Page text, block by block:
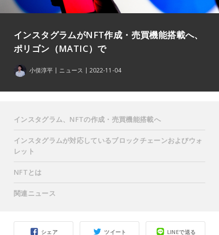
インスタグラムがNFT作成・売買機能搭載へ、
ポリゴン（MATIC）で
小俣淳平 ニュース 2022-11-04
シェア ツイート LINEで送る
インスタグラム、NFTの作成・売買機能搭載へ
インスタグラムが対応しているブロックチェーンおよびウォ
レット
NFTとは
関連ニュース